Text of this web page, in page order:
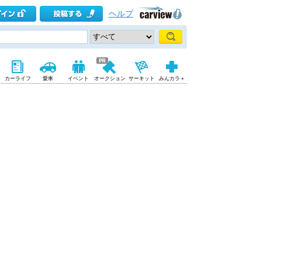
ヘルプ
カーライフ 愛車 イベント オークション サーキット みんカラ＋